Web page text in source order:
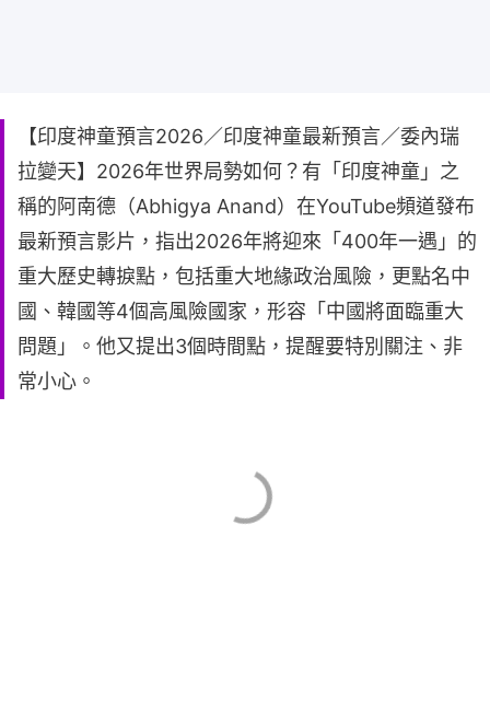
【印度神童預言2026／印度神童最新預言／委內瑞
拉變天】2026年世界局勢如何？有「印度神童」之
稱的阿南德（Abhigya Anand）在YouTube頻道發布
最新預言影片，指出2026年將迎來「400年一遇」的
重大歷史轉捩點，包括重大地緣政治風險，更點名中
國、韓國等4個高風險國家，形容「中國將面臨重大
問題」。他又提出3個時間點，提醒要特別關注、非
常小心。